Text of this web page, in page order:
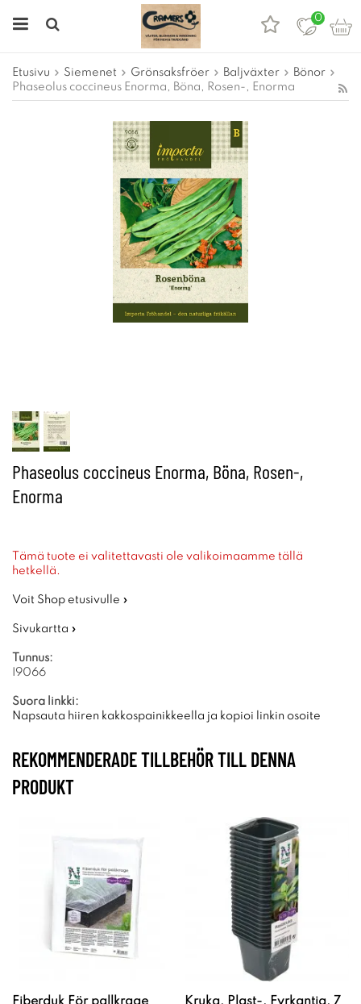
0
Etusivu Siemenet Grönsaksfröer Baljväxter
Bönor
Phaseolus coccineus Enorma, Böna, Rosen-, Enorma
Phaseolus coccineus Enorma, Böna, Rosen-,
Enorma
Tämä tuote ei valitettavasti ole valikoimaamme tällä
hetkellä.
Voit Shop etusivulle »
Sivukartta »
Tunnus:
I9066
Suora linkki:
Napsauta hiiren kakkospainikkeella ja kopioi linkin osoite
REKOMMENDERADE TILLBEHÖR TILL DENNA
PRODUKT